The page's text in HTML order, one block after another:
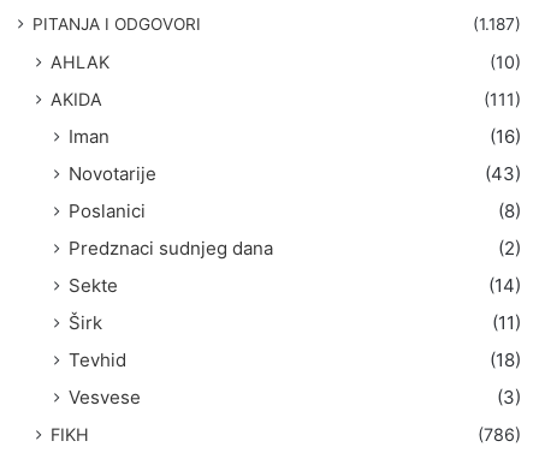
PITANJA I ODGOVORI (1.187)
AHLAK
(10)
AKIDA
(111)
Iman
(16)
Novotarije
(43)
Poslanici
(8)
Predznaci sudnjeg dana
(2)
Sekte
(14)
Širk
(11)
Tevhid
(18)
Vesvese
(3)
FIKH (786)